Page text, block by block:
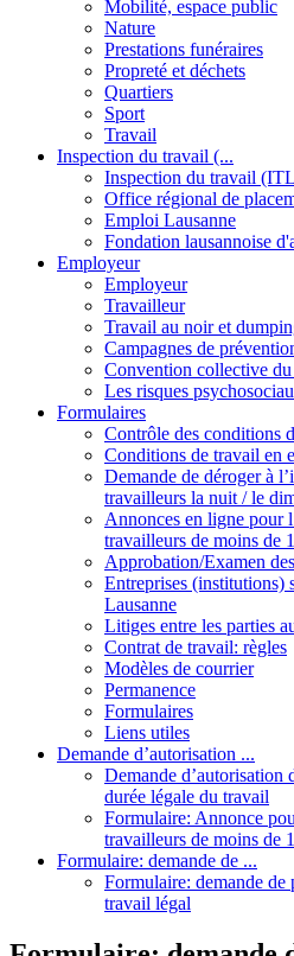
Mobilité, espace public
Nature
Prestations funéraires
Propreté et déchets
Quartiers
Sport
Travail
Inspection du travail (...
Inspection du travail
Office régional de
Emploi Lausanne
Fondation lausannoise
Employeur
Employeur
Travailleur
Travail au noir et
Campagnes de
Convention collective
Les risques
Formulaires
Contrôle des conditions
Conditions de travail en
Demande de déroger à
travailleurs la nuit / le
Annonces en ligne pour
travailleurs de moins de
Approbation/Examen
Entreprises (institutions)
Lausanne
Litiges entre les parties
Contrat de travail: règles
Modèles de courrier
Permanence
Formulaires
Liens utiles
Demande d’autorisation ...
Demande d’autorisation
durée légale du travail
Formulaire: Annonce
travailleurs de moins de
Formulaire: demande de ...
Formulaire: demande de
travail légal